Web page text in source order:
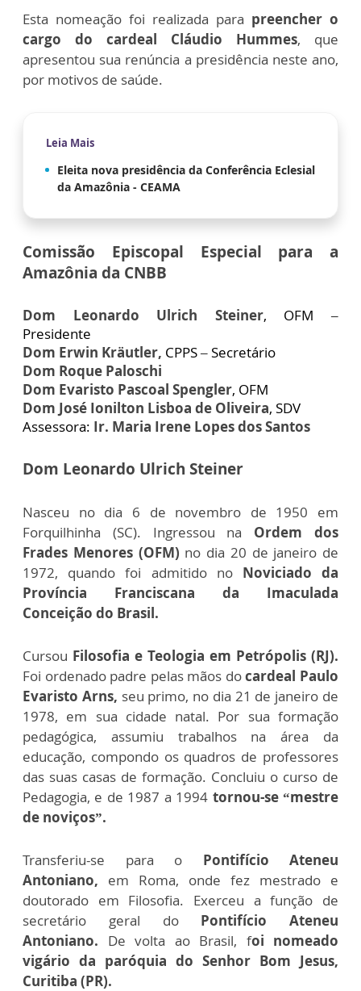
Esta nomeação foi realizada para preencher o
cargo do cardeal Cláudio Hummes, que
apresentou sua renúncia a presidência neste ano,
por motivos de saúde.
Leia Mais
Eleita nova presidência da Conferência Eclesial
da Amazônia - CEAMA
Comissão Episcopal Especial para a
Amazônia da CNBB
Dom Leonardo Ulrich Steiner, OFM –
Presidente
Dom Erwin Kräutler, CPPS – Secretário
Dom Roque Paloschi
Dom Evaristo Pascoal Spengler, OFM
Dom José Ionilton Lisboa de Oliveira, SDV
Assessora: Ir. Maria Irene Lopes dos Santos
Dom Leonardo Ulrich Steiner
Nasceu no dia 6 de novembro de 1950 em
Forquilhinha (SC). Ingressou na Ordem dos
Frades Menores (OFM) no dia 20 de janeiro de
1972, quando foi admitido no Noviciado da
Província Franciscana da Imaculada
Conceição do Brasil.
Cursou Filosofia e Teologia em Petrópolis (RJ).
Foi ordenado padre pelas mãos docardeal Paulo
Evaristo Arns, seu primo, no dia 21 de janeiro de
1978, em sua cidade natal. Por sua formação
pedagógica, assumiu trabalhos na área da
educação, compondo os quadros de professores
das suas casas de formação. Concluiu o curso de
Pedagogia, e de 1987 a 1994 tornou-se “mestre
de noviços”.
Transferiu-se para o Pontifício Ateneu
Antoniano, em Roma, onde fez mestrado e
doutorado em Filosofia. Exerceu a função de
secretário geral do Pontifício Ateneu
Antoniano. De volta ao Brasil, foi nomeado
vigário da paróquia do Senhor Bom Jesus,
Curitiba (PR).